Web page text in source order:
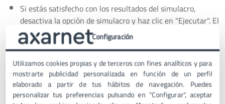
Si estás satisfecho con los resultados del simulacro,
desactiva la opción de simulacro y haz clic en "Ejecutar". El
plugin comenzará a reemplazar todas las URLs
seleccionadas.
Tip de seguridad: Antes de hacer cualquier
modificación en tu base de datos, realiza siempre
una copia de seguridad de la base de datos.
Configuración
Utilizamos cookies propias y de terceros con fines analíticos y para
mostrarte publicidad personalizada en función de un perfil
elaborado a partir de tus hábitos de navegación. Puedes
personalizar tus preferencias pulsando en "Configurar", aceptar